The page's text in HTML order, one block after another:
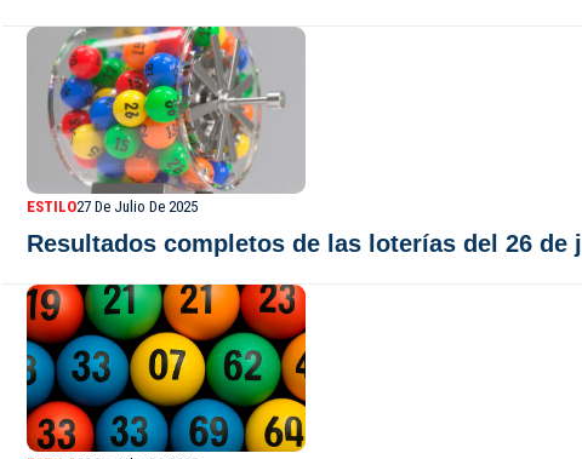
ESTILO27 De Julio De 2025
Resultados completos de las loterías del 26 de